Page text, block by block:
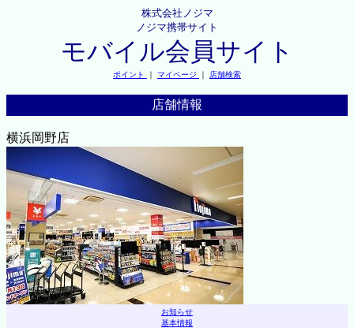
株式会社ノジマ
ノジマ携帯サイト
モバイル会員サイト
ポイント ｜ マイページ ｜ 店舗検索
店舗情報
横浜岡野店
お知らせ
基本情報